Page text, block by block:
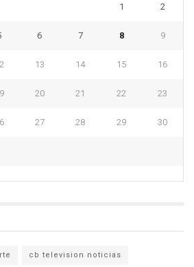
1 2
6 7 8 9
13 14 15 16
20 21 22 23
27 28 29 30
cb television noticias